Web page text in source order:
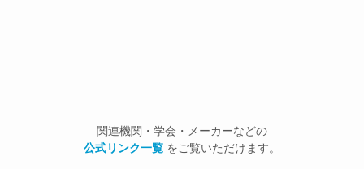
関連機関・学会・メーカーなどの
公式リンク一覧 をご覧いただけます。